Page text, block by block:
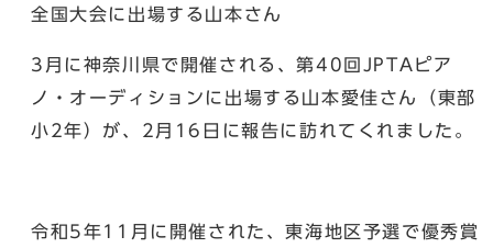
全国大会に出場する山本さん
3月に神奈川県で開催される、第40回JPTAピア
ノ・オーディションに出場する山本愛佳さん（東部
小2年）が、2月16日に報告に訪れてくれました。
令和5年11月に開催された、東海地区予選で優秀賞